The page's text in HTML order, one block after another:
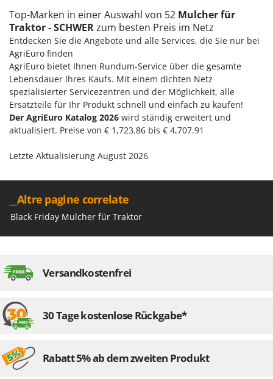
Top-Marken in einer Auswahl von 52 Mulcher für
Traktor - SCHWERzum besten Preis im Netz
Entdecken Sie die Angebote und alle Services, die Sie nur bei
AgriEuro finden
AgriEuro bietet Ihnen Rundum-Service über die gesamte
Lebensdauer Ihres Kaufs. Mit einem dichten Netz
spezialisierter Servicezentren und der Möglichkeit, alle
Ersatzteile für Ihr Produkt schnell und einfach zu kaufen!
Der AgriEuro Katalog 2026 wird ständig erweitert und
aktualisiert. Preise von € 1,723.86 bis € 4,707.91
Letzte Aktualisierung August 2026
__Altre pagine correlate
Black Friday Mulcher für Traktor
Versandkostenfrei
30 Tage kostenlose Rückgabe*
Rabatt 5% ab dem zweiten Produkt